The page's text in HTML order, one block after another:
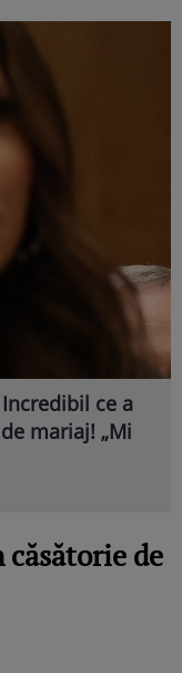
ce a
mariaj! „Mi
de